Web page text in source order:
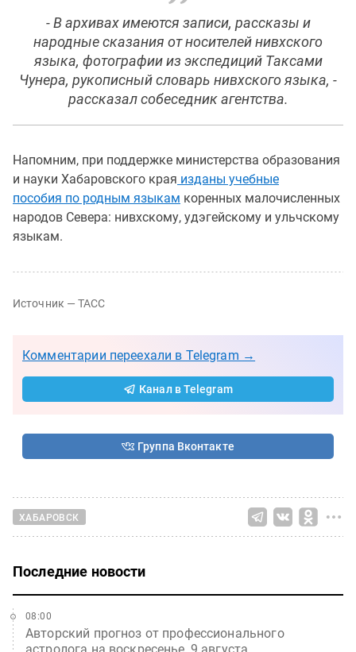
- В архивах имеются записи, рассказы и
народные сказания от носителей нивхского
языка, фотографии из экспедиций Таксами
Чунера, рукописный словарь нивхского языка, -
рассказал собеседник агентства.
Напомним, при поддержке министерства образования
и науки Хабаровского края изданы учебные
пособия по родным языкам коренных малочисленных
народов Севера: нивхскому, удэгейскому и ульчскому
языкам.
Источник — ТАСС
Комментарии переехали в Telegram →
Канал в Telegram
Группа Вконтакте
ХАБАРОВСК
Последние новости
Авторский прогноз от профессионального
08:00